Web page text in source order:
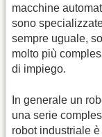
macchine
sono
sempre uguale,
molto più
di impiego.
In generale un
una serie
robot industriale